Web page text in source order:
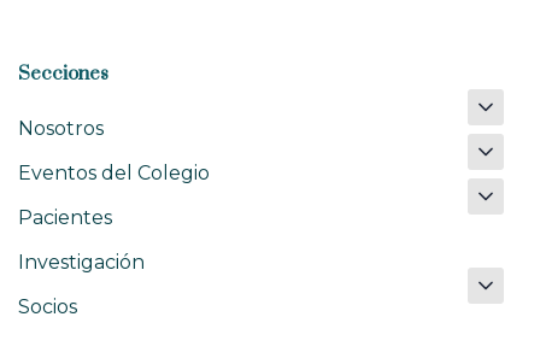
Secciones
Nosotros
Eventos del Colegio
Pacientes
Investigación
Socios